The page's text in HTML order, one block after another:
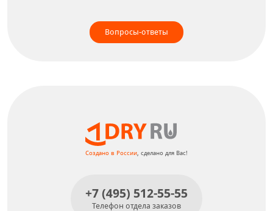
Вопросы-ответы
Создано в России , сделано для Вас!
+7 (495) 512-55-55
Телефон отдела заказов